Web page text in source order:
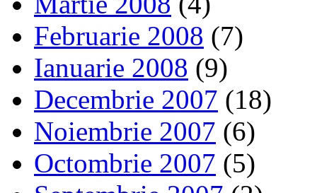
Februarie 2008 (7)
Ianuarie 2008 (9)
Decembrie 2007 (18)
Noiembrie 2007 (6)
Octombrie 2007 (5)